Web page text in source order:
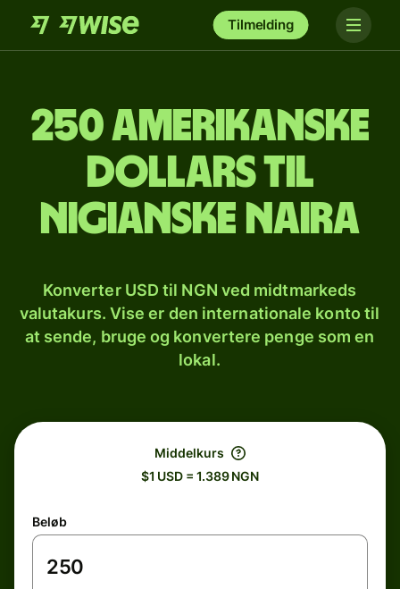
Tilmelding
250 amerikanske
dollars til
nigianske naira
Konverter USD til NGN ved midtmarkeds
valutakurs. Vise er den internationale konto til
at sende, bruge og konvertere penge som en
lokal.
Middelkurs
$1 USD = 1.389 NGN
Beløb